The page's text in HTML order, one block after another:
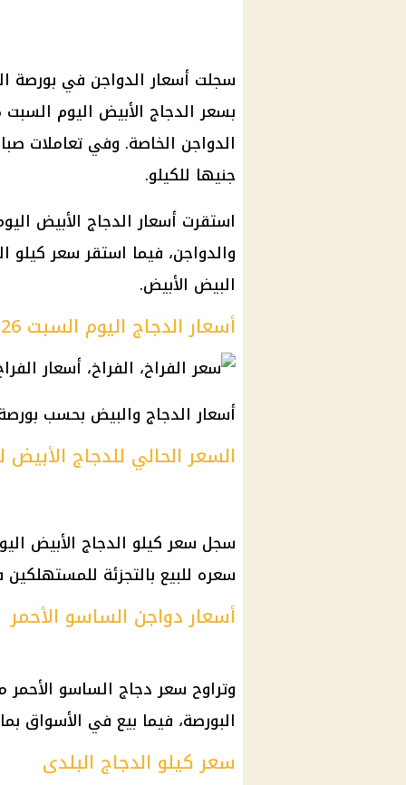
سجلت أسعار الدواجن في بورصة
جنيها للكيلو.
والدواجن، فيما استقر سعر كيلو
البيض الأبيض.
أسعار الدجاج اليوم السبت 26 يوليو 2025
أسعار الدجاج والبيض بحسب
السعر الحالي للدجاج
سعره للبيع بالتجزئة للمستهلكين في الأسواق
أسعار دواجن الساسو الأحمر
البورصة، فيما بيع في الأسواق بما بين 112 و113 جنيهاً
سعر كيلو الدجاج البلدى